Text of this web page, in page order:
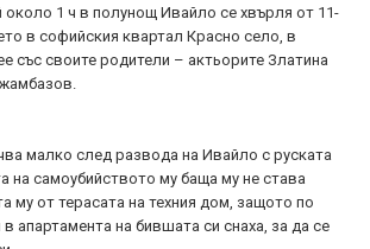
около 1 ч в полунощ Ивайло се хвърля от 11-
в софийския квартал Красно село, в
със своите родители – актьорите Златина
малко след развода на Ивайло с руската
на самоубийството му баща му не става
му от терасата на техния дом, защото по
апартамента на бившата си снаха, за да се